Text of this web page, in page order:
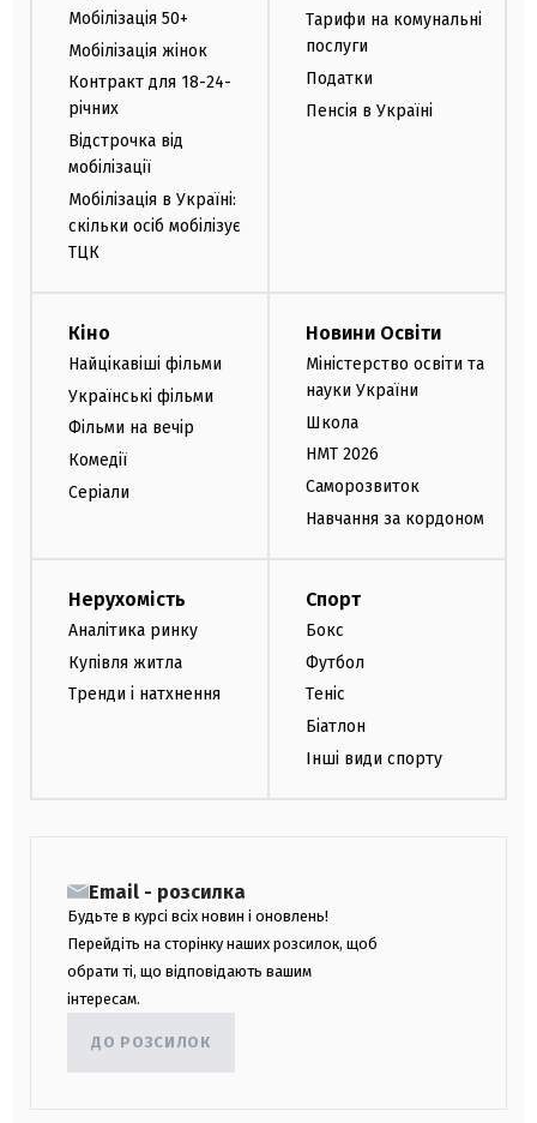
Мобілізація 50+
Мобілізація жінок
Контракт для 18-24-
річних
Відстрочка від
мобілізації
Мобілізація в Україні:
скільки осіб мобілізує
ТЦК
Тарифи на комунальні
послуги
Податки
Пенсія в Україні
Кіно
Найцікавіші фільми
Українські фільми
Фільми на вечір
Комедії
Серіали
Новини Освіти
Міністерство освіти та
науки України
Школа
НМТ 2026
Саморозвиток
Навчання за кордоном
Нерухомість
Аналітика ринку
Купівля житла
Тренди і натхнення
Спорт
Бокс
Футбол
Теніс
Біатлон
Інші види спорту
Email - розсилка
Будьте в курсі всіх новин і оновлень!
Перейдіть на сторінку наших розсилок, щоб
обрати ті, що відповідають вашим
інтересам.
ДО РОЗСИЛОК